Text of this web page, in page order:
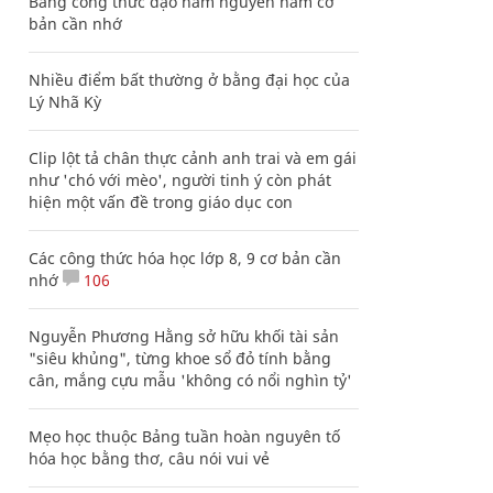
bản cần nhớ
Nhiều điểm bất thường ở bằng đại học của
Lý Nhã Kỳ
Clip lột tả chân thực cảnh anh trai và em gái
như 'chó với mèo', người tinh ý còn phát
hiện một vấn đề trong giáo dục con
Các công thức hóa học lớp 8, 9 cơ bản cần
nhớ
106
Nguyễn Phương Hằng sở hữu khối tài sản
"siêu khủng", từng khoe sổ đỏ tính bằng
cân, mắng cựu mẫu 'không có nổi nghìn tỷ'
Mẹo học thuộc Bảng tuần hoàn nguyên tố
hóa học bằng thơ, câu nói vui vẻ